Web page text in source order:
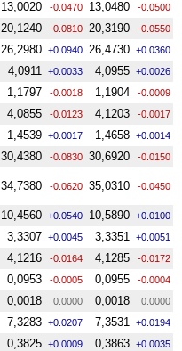
13,0020 -0.0470 13,0480 -0.0500
20,1240 -0.0810 20,3190 -0.0550
26,2980 +0.0940 26,4730 +0.0360
4,0911 +0.0033 4,0955 +0.0026
1,1797 -0.0018 1,1904 -0.0009
4,0855 -0.0123 4,1203 -0.0017
1,4539 +0.0017 1,4658 +0.0014
30,4380 -0.0830 30,6920 -0.0150
34,7380 -0.0620 35,0310 -0.0450
10,4560 +0.0540 10,5890 +0.0100
3,3307 +0.0045 3,3351 +0.0051
4,1216 -0.0164 4,1285 -0.0172
0,0953 -0.0005 0,0955 -0.0004
0,0018 0.0000 0,0018 0.0000
7,3283 +0.0207 7,3531 +0.0194
0,3825 +0.0009 0,3863 +0.0035